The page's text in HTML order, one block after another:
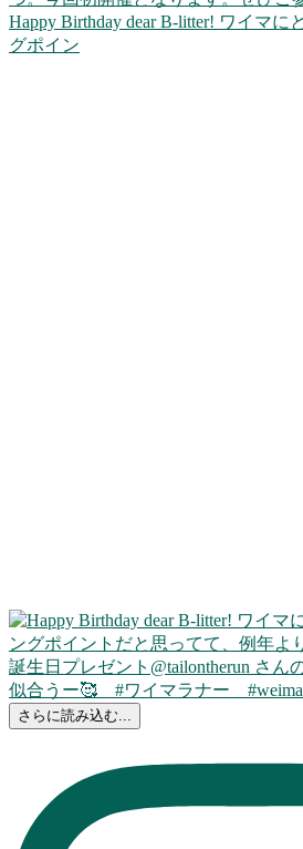
Happy Birthday dear B-litter! ワイマに
グポイン
さらに読み込む...